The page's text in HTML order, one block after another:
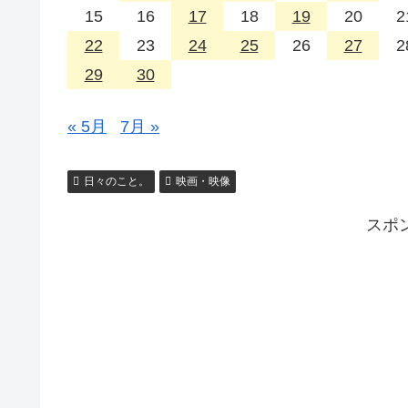
15
16 17 18 19 20
22
23 24 25 26 27
29
30
« 5月 7月 »
日々のこと。 映画・映像
スポ